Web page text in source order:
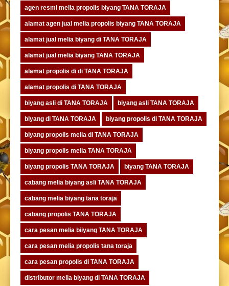
agen resmi melia propolis biyang TANA TORAJA
alamat agen jual melia propolis biyang TANA TORAJA
alamat jual melia biyang di TANA TORAJA
alamat jual melia biyang TANA TORAJA
alamat propolis di di TANA TORAJA
alamat propolis di TANA TORAJA
biyang asli di TANA TORAJA biyang asli TANA TORAJA
biyang di TANA TORAJA biyang propolis di TANA TORAJA
biyang propolis melia di TANA TORAJA
biyang propolis melia TANA TORAJA
biyang propolis TANA TORAJA biyang TANA TORAJA
cabang melia biyang asli TANA TORAJA
cabang melia biyang tana toraja
cabang propolis TANA TORAJA
cara pesan melia biiyang TANA TORAJA
cara pesan melia propolis tana toraja
cara pesan propolis di TANA TORAJA
distributor melia biyang di TANA TORAJA